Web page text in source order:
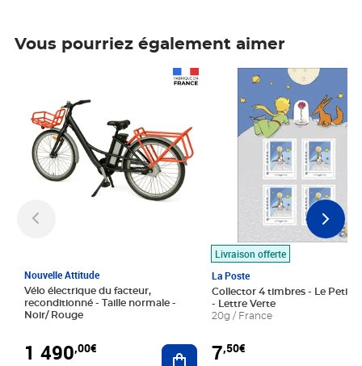
Vous pourriez également aimer
Nouvelle Attitude
Vélo électrique du facteur,
reconditionné - Taille normale -
Noir/ Rouge
1 490,00€ Ajouter au panier
Livraison offerte
La Poste
Collector 4 timbres - Le Petit
- Lettre Verte
20g / France
7,50€
Prix 7,50€